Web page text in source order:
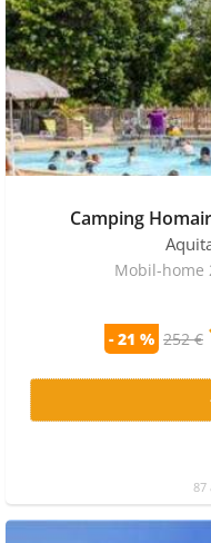
Camping
Mobil-home
- 21 % 252 €
87